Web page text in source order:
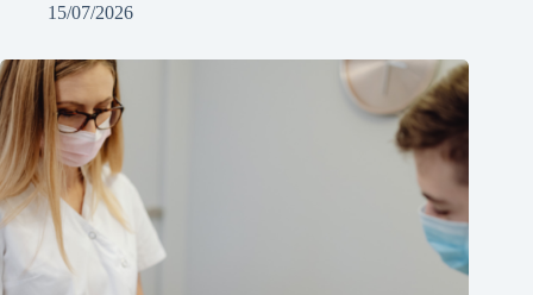
15/07/2026